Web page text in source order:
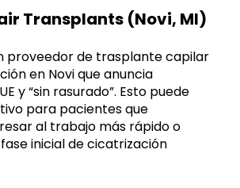
Transplants (Novi, MI)
proveedor de trasplante capilar
en Novi que anuncia
y “sin rasurado”. Esto puede
para pacientes que
al trabajo más rápido o
inicial de cicatrización